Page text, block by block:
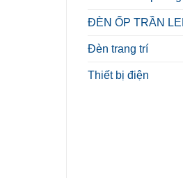
ĐÈN ỐP TRẦN
Đèn trang trí
Thiết bị điện